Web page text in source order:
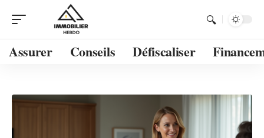
Assurer Conseils Défiscaliser